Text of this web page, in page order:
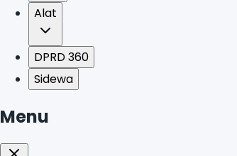
Alat
DPRD 360
Sidewa
Menu